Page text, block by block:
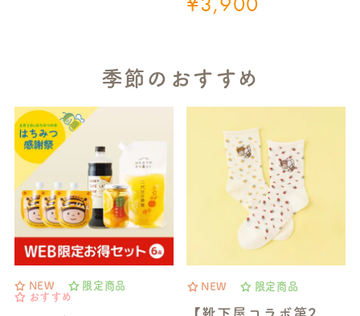
季節のおすすめ
NEW
限定商品
おすすめ
NEW 限定商品